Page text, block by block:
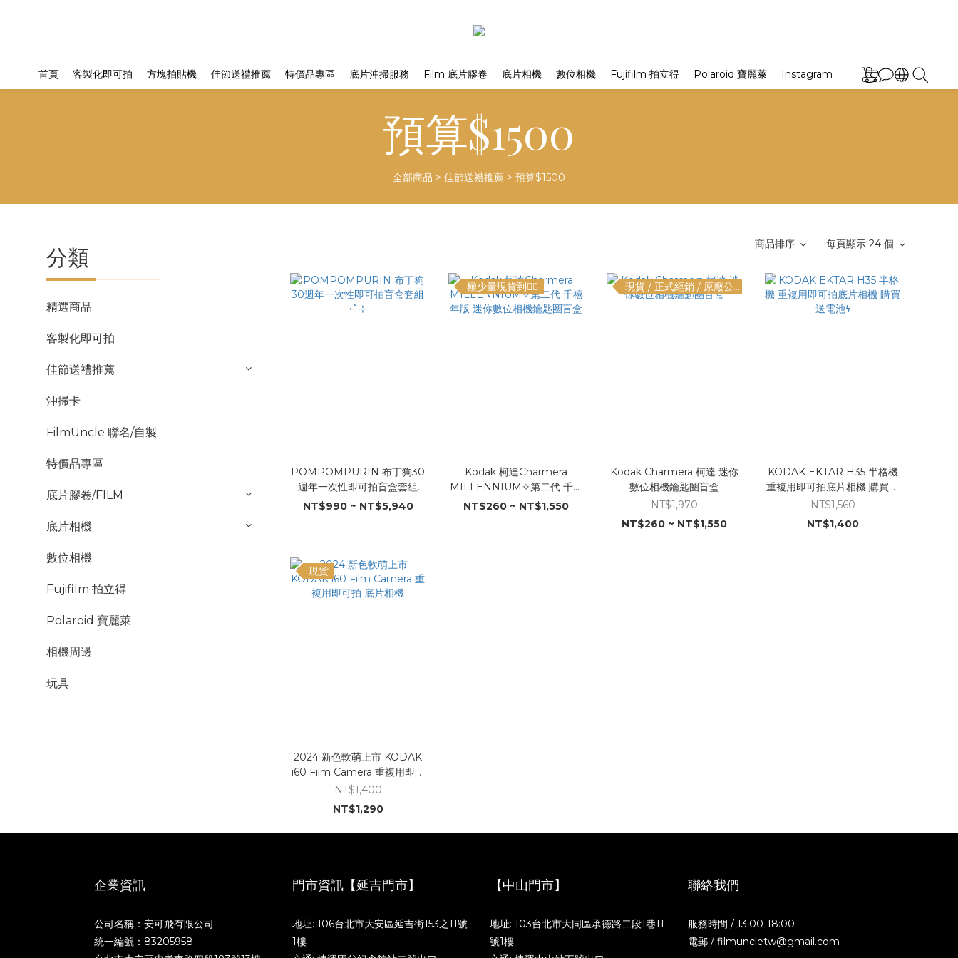
首頁 客製化即可拍 方塊拍貼機 佳節送禮推薦 特價品專區 底片沖掃服務 Film 底片膠卷 底片相機 數位相機 Fujifilm 拍立得 Polaroid 寶麗萊 Instagram
預算$1500
全部商品 > 佳節送禮推薦> 預算$1500
分類
精選商品
客製化即可拍
佳節送禮推薦
沖掃卡
FilmUncle 聯名/自製
特價品專區
底片膠卷/FILM
底片相機
數位相機
Fujifilm 拍立得
Polaroid 寶麗萊
相機周邊
玩具
商品排序 每頁顯示 24 個
POMPOMPURIN 布丁狗30
週年一次性即可拍盲盒套組
˖˚⊹
NT$990 ~ NT$5,940
極少量現貨到❤️‍🔥
Kodak 柯達Charmera
MILLENNIUM✧第二代 千禧
年版 迷你數位相機鑰匙圈盲盒
NT$260 ~ NT$1,550
現貨 / 正式經銷 / 原廠公司貨！
Kodak Charmera 柯達 迷你
數位相機鑰匙圈盲盒
NT$1,970
NT$260 ~ NT$1,550
KODAK EKTAR H35 半格機
重複用即可拍底片相機 購買送
電池𐓏
NT$1,560
NT$1,400
現貨
2024 新色軟萌上市 KODAK
i60 Film Camera 重複用即可
拍 底片相機
NT$1,400
NT$1,290
企業資訊
公司名稱：安可飛有限公司
統一編號：83205958
門市資訊【延吉門市】
地址: 106台北市大安區延吉街153之11號
1樓
【中山門市】
地址: 103台北市大同區承德路二段1巷11
號1樓
聯絡我們
服務時間 / 13:00-18:00
電郵 / filmuncletw@gmail.com